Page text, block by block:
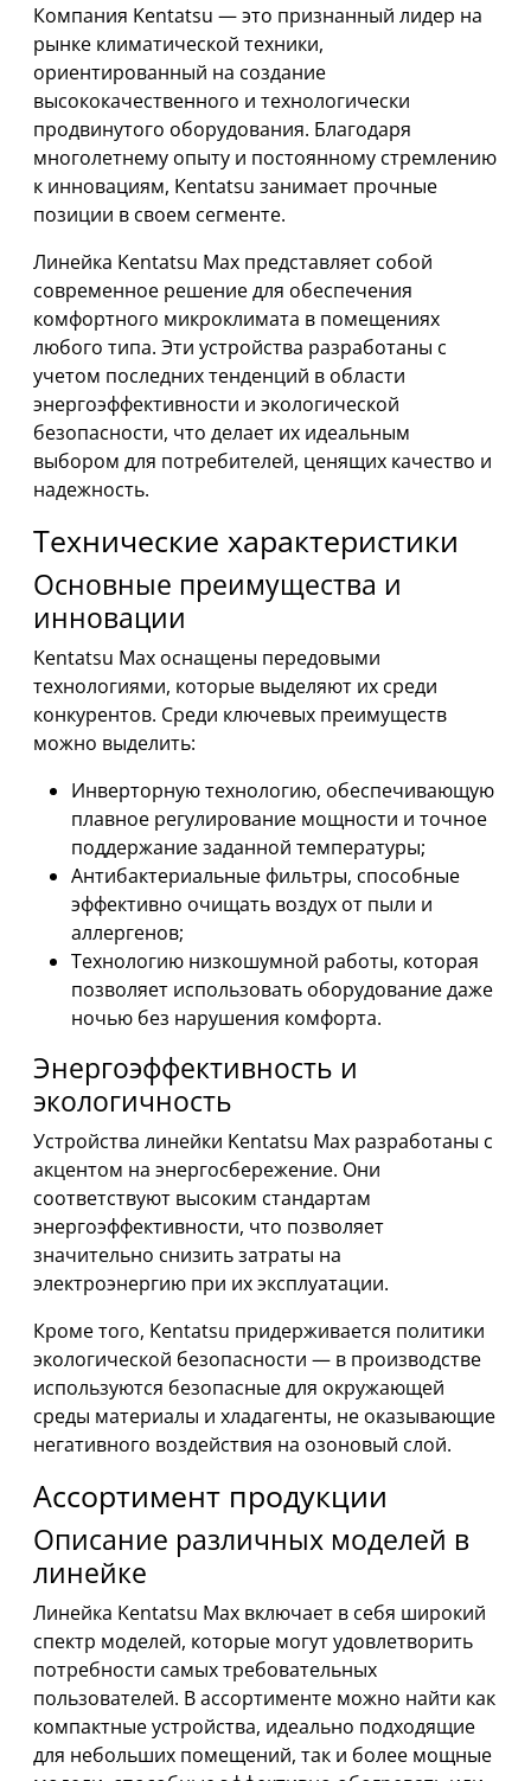
Компания Kentatsu — это признанный лидер на
рынке климатической техники,
ориентированный на создание
высококачественного и технологически
продвинутого оборудования. Благодаря
многолетнему опыту и постоянному стремлению
к инновациям, Kentatsu занимает прочные
позиции в своем сегменте.
Линейка Kentatsu Max представляет собой
современное решение для обеспечения
комфортного микроклимата в помещениях
любого типа. Эти устройства разработаны с
учетом последних тенденций в области
энергоэффективности и экологической
безопасности, что делает их идеальным
выбором для потребителей, ценящих качество и
надежность.
Технические характеристики
Основные преимущества и
инновации
Kentatsu Max оснащены передовыми
технологиями, которые выделяют их среди
конкурентов. Среди ключевых преимуществ
можно выделить:
Инверторную технологию, обеспечивающую
плавное регулирование мощности и точное
поддержание заданной температуры;
Антибактериальные фильтры, способные
эффективно очищать воздух от пыли и
аллергенов;
Технологию низкошумной работы, которая
позволяет использовать оборудование даже
ночью без нарушения комфорта.
Энергоэффективность и
экологичность
Устройства линейки Kentatsu Max разработаны с
акцентом на энергосбережение. Они
соответствуют высоким стандартам
энергоэффективности, что позволяет
значительно снизить затраты на
электроэнергию при их эксплуатации.
Кроме того, Kentatsu придерживается политики
экологической безопасности — в производстве
используются безопасные для окружающей
среды материалы и хладагенты, не оказывающие
негативного воздействия на озоновый слой.
Ассортимент продукции
Описание различных моделей в
линейке
Линейка Kentatsu Max включает в себя широкий
спектр моделей, которые могут удовлетворить
потребности самых требовательных
пользователей. В ассортименте можно найти как
компактные устройства, идеально подходящие
для небольших помещений, так и более мощные